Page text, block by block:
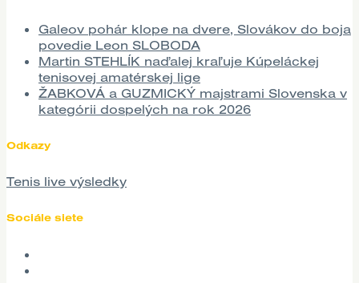
Galeov pohár klope na dvere, Slovákov do boja
povedie Leon SLOBODA
Martin STEHLÍK naďalej kraľuje Kúpeláckej
tenisovej amatérskej lige
ŽABKOVÁ a GUZMICKÝ majstrami Slovenska v
kategórii dospelých na rok 2026
Odkazy
Tenis live výsledky
Sociále siete